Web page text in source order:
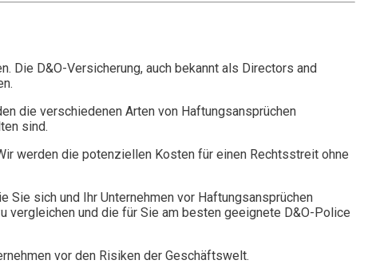
Die D&O-Versicherung, auch bekannt als Directors and
die verschiedenen Arten von Haftungsansprüchen
sind.
werden die potenziellen Kosten für einen Rechtsstreit ohne
sich und Ihr Unternehmen vor Haftungsansprüchen
vergleichen und die für Sie am besten geeignete D&O-Police
vor den Risiken der Geschäftswelt.